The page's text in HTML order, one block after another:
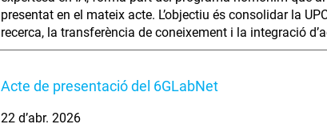
presentat en el mateix acte. L’objectiu és consolidar la
recerca, la transferència de coneixement i la integració
Acte de presentació del 6GLabNet
22 d’abr. 2026